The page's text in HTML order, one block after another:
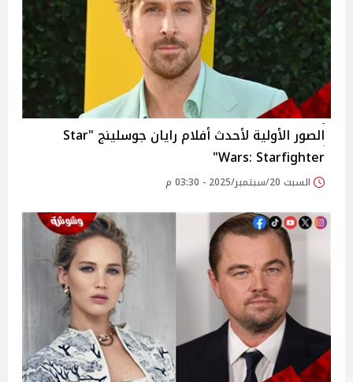
الصور الأولية لأحدث أفلام رايان جوسلينج "Star
Wars: Starfighter"
السبت 20/سبتمبر/2025 - 03:30 م